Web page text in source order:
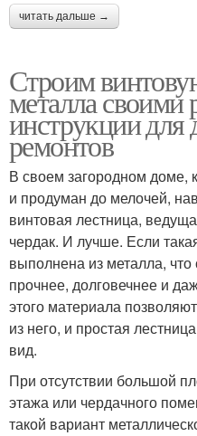
читать дальше →
Строим
металла своими
инструкции
ремонтов
В своем загородном доме,
и продуман до мелочей,
винтовая лестница,
чердак. И лучше. Если
выполнена из металла, что
прочнее, долговечнее и
этого материала
из него, и простая
вид.
При отсутствии большой
этажа или чердачного
такой вариант